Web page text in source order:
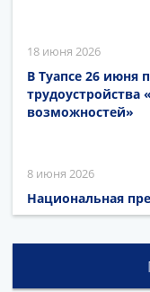
18 июня 2026
В Туапсе 26 июня
трудоустройства
возможностей»
8 июня 2026
Национальная